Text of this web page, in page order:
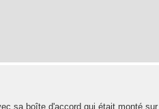
sa boîte d'accord qui était monté